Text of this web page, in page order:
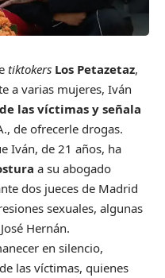
tiktokers Los Petazetaz,
a varias mujeres, Iván
las víctimas y señala
de ofrecerle drogas.
Iván, de 21 años, ha
a su abogado
dos jueces de Madrid
sexuales, algunas
Hernán.
en silencio,
las víctimas, quienes